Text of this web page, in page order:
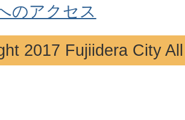
のアクセス
2017 Fujiidera City